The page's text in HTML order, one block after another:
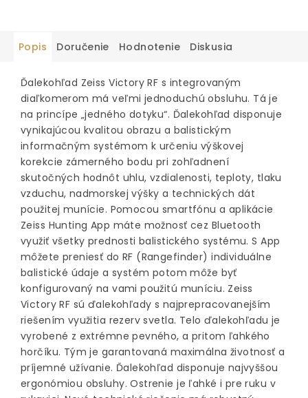
Popis Doručenie Hodnotenie Diskusia
Ďalekohľad Zeiss Victory RF s integrovaným
diaľkomerom má veľmi jednoduchú obsluhu. Tá je
na princípe „jedného dotyku“. Ďalekohľad disponuje
vynikajúcou kvalitou obrazu a balistickým
informačným systémom k určeniu výškovej
korekcie zámerného bodu pri zohľadnení
skutočných hodnôt uhlu, vzdialenosti, teploty, tlaku
vzduchu, nadmorskej výšky a technických dát
použitej munície. Pomocou smartfónu a aplikácie
Zeiss Hunting App máte možnosť cez Bluetooth
využiť všetky prednosti balistického systému. S App
môžete preniesť do RF (Rangefinder) individuálne
balistické údaje a systém potom môže byť
konfigurovaný na vami použitú muníciu. Zeiss
Victory RF sú ďalekohľady s najprepracovanejším
riešením využitia rezerv svetla. Telo ďalekohľadu je
vyrobené z extrémne pevného, a pritom ľahkého
horčíku. Tým je garantovaná maximálna životnosť a
príjemné užívanie. Ďalekohľad disponuje najvyššou
ergonómiou obsluhy. Ostrenie je ľahké i pre ruku v